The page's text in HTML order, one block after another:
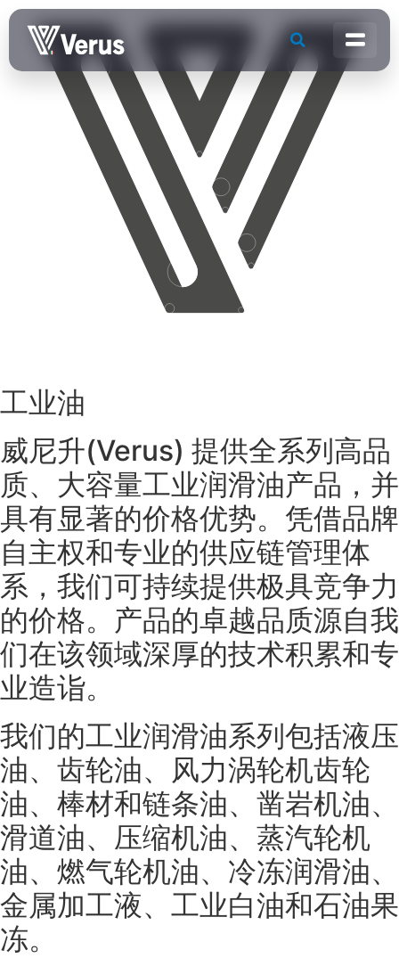
工业油
威尼升(Verus) 提供全系列高品
质、大容量工业润滑油产品，并
具有显著的价格优势。凭借品牌
自主权和专业的供应链管理体
系，我们可持续提供极具竞争力
的价格。产品的卓越品质源自我
们在该领域深厚的技术积累和专
业造诣。
我们的工业润滑油系列包括液压
油、齿轮油、风力涡轮机齿轮
油、棒材和链条油、凿岩机油、
滑道油、压缩机油、蒸汽轮机
油、燃气轮机油、冷冻润滑油、
金属加工液、工业白油和石油果
冻。